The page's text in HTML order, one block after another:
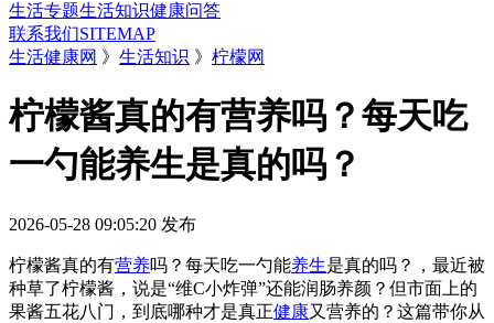
生活专题生活知识健康问答
联系我们SITEMAP
生活健康网 》 生活知识 》 柠檬网
柠檬酱真的有营养吗？每天吃
一勺能养生是真的吗？
2026-05-28 09:05:20 发布
柠檬酱真的有营养吗？每天吃一勺能养生是真的吗？，最近被
种草了柠檬酱，说是“维C小炸弹”还能润肠养颜？但市面上的
果酱五花八门，到底哪种才是真正健康又营养的？这篇带你从